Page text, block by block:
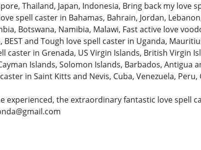
Thailand, Japan, Indonesia, Bring back my love
spell caster in Bahamas, Bahrain, Jordan,
Botswana, Namibia, Malawi, Fast active love
BEST and Tough love spell caster in Uganda,
caster in Grenada, US Virgin Islands, British Virgin
Islands, Solomon Islands, Barbados, Antigua
in Saint Kitts and Nevis, Cuba, Venezuela, Peru,
experienced, the extraordinary fantastic love spell